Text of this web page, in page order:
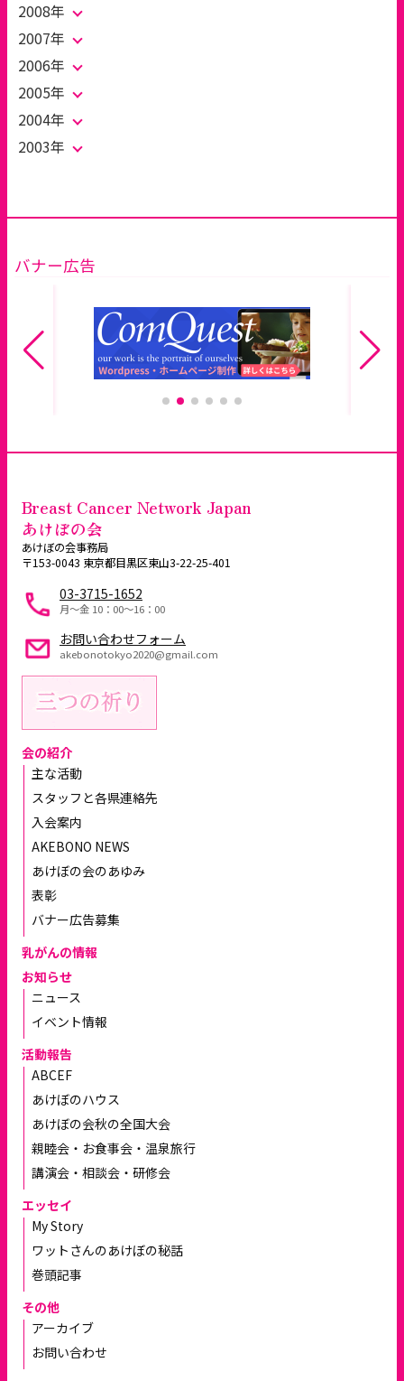
2008年
2007年
2006年
2005年
2004年
2003年
バナー広告
Breast Cancer Network Japan
あけぼの会
あけぼの会事務局
〒153-0043 東京都目黒区東山3-22-25-401
03-3715-1652
月～金 10：00〜16：00
お問い合わせフォーム
akebonotokyo2020@gmail.com
会の紹介
主な活動
スタッフと各県連絡先
入会案内
AKEBONO NEWS
あけぼの会のあゆみ
表彰
バナー広告募集
乳がんの情報
お知らせ
ニュース
イベント情報
活動報告
ABCEF
あけぼのハウス
あけぼの会秋の全国大会
親睦会・お食事会・温泉旅行
講演会・相談会・研修会
エッセイ
My Story
ワットさんのあけぼの秘話
巻頭記事
その他
アーカイブ
お問い合わせ